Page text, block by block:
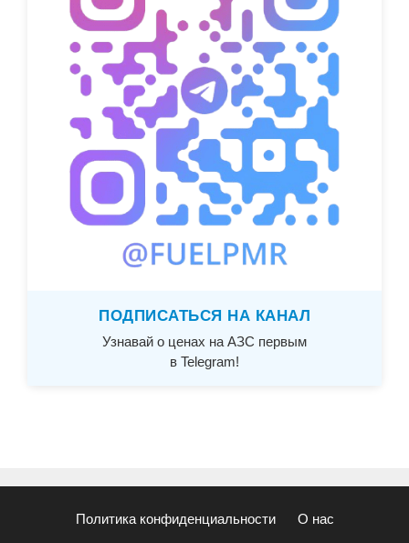
ПОДПИСАТЬСЯ НА КАНАЛ
Узнавай о ценах на АЗС первым
в Telegram!
Политика конфиденциальности О нас